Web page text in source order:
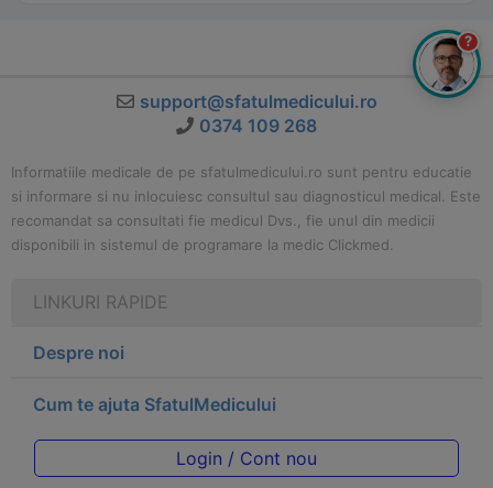
support@sfatulmedicului.ro
0374 109 268
Informatiile medicale de pe sfatulmedicului.ro sunt pentru educatie
si informare si nu inlocuiesc consultul sau diagnosticul medical. Este
recomandat sa consultati fie medicul Dvs., fie unul din medicii
disponibili in sistemul de programare la medic Clickmed.
LINKURI RAPIDE
Despre noi
Cum te ajuta SfatulMedicului
Login / Cont nou
?